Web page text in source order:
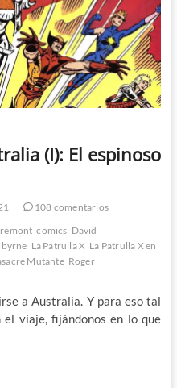
(I): El espinoso
108 comentarios
comics David
La Patrulla X La Patrulla X en
Mutante Roger
a Australia. Y para eso tal
viaje, fijándonos en lo que